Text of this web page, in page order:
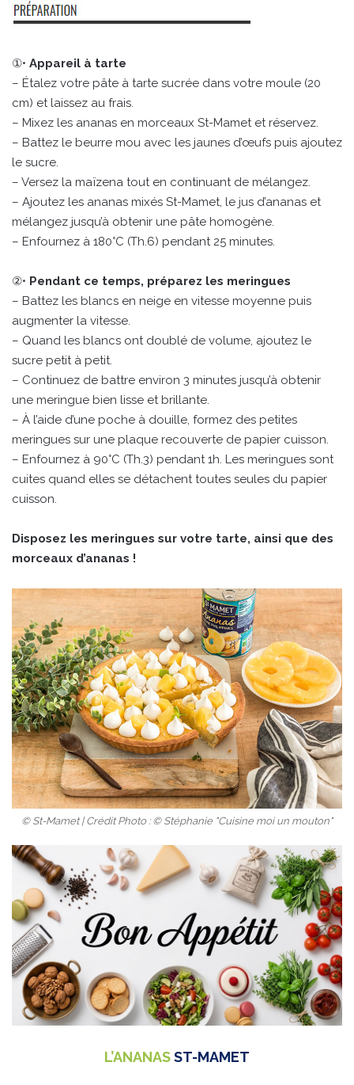
①• Appareil à tarte
– Étalez votre pâte à tarte sucrée dans votre moule (20
cm) et laissez au frais.
– Mixez les ananas en morceaux St-Mamet et réservez.
– Battez le beurre mou avec les jaunes d’œufs puis ajoutez
le sucre.
– Versez la maïzena tout en continuant de mélangez.
– Ajoutez les ananas mixés St-Mamet, le jus d’ananas et
mélangez jusqu’à obtenir une pâte homogène.
– Enfournez à 180°C (Th.6) pendant 25 minutes.
②• Pendant ce temps, préparez les meringues
– Battez les blancs en neige en vitesse moyenne puis
augmenter la vitesse.
– Quand les blancs ont doublé de volume, ajoutez le
sucre petit à petit.
– Continuez de battre environ 3 minutes jusqu’à obtenir
une meringue bien lisse et brillante.
– À l’aide d’une poche à douille, formez des petites
meringues sur une plaque recouverte de papier cuisson.
– Enfournez à 90°C (Th.3) pendant 1h. Les meringues sont
cuites quand elles se détachent toutes seules du papier
cuisson.
Disposez les meringues sur votre tarte, ainsi que des
morceaux d’ananas !
© St-Mamet | Crédit Photo : © Stéphanie "Cuisine moi un mouton"
L’ANANASST-MAMET